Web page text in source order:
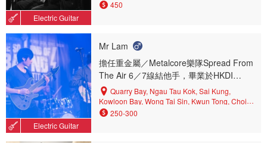
Electric Guitar
推出風格迥異的首張專輯《Arrays》；
編制及純樸歌詞的第二張專輯《Not A
Good Day To Die》。
Kung, Whampoa, Central District, North Point, To
Foo, Central, Kowloon Tong, Cheung Sha Wan,
Yau Tong, Wang Tau Hom, Tseung Kwan O,
Sham Shui Po, Kai Tak, Ho Man Tin, Causeway
Bay, Yau Ma Tei, Prince Edward, Diamond Hill,
Wong Tai Sin, Wan Chai, Lai Chi Kok, San Po
Kong, Hung Hom
450
Electric Guitar
Mr Lam
擔任重金屬／Metalcore樂隊Spread From
The Air 6／7線結他手，畢業於HKDI
Digital Music and Media。 除了彈奏。也
負責樂隊的錄音工程，樂隊合作，溝通等
等重要原素，也可以根據學生個人情況教
Quarry Bay, Ngau Tau Kok, Sai Kung,
Kowloon Bay, Wong Tai Sin, Kwun Tong, Choi
Hung, North Point, Shau Kei Wan, Yau Tong,
250-300